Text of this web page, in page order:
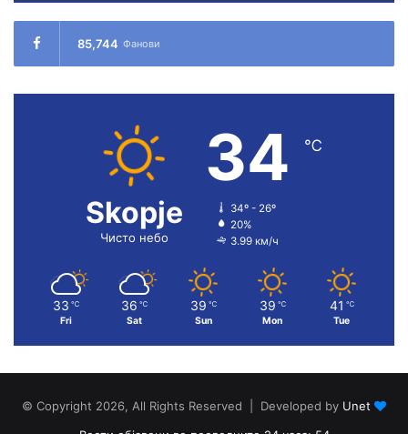
85,744 Фанови
Skopje
Чисто небо
34 ℃
34º - 26º
20%
3.99 км/ч
33 ℃
Fri
36 ℃
Sat
39 ℃
Sun
39 ℃
Mon
41 ℃
Tue
© Copyright 2026, All Rights Reserved | Developed by Unet